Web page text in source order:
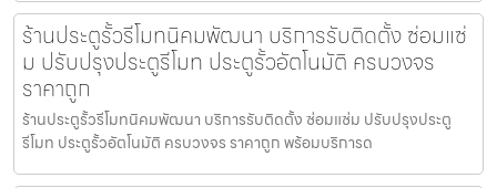
ร้านประตูรั้วรีโมทนิคมพัฒนา บริการรับติดตั้ง ซ่อมแซ่
ม ปรับปรุงประตูรีโมท ประตูรั้วอัตโนมัติ ครบวงจร
ราคาถูก
ร้านประตูรั้วรีโมทนิคมพัฒนา บริการรับติดตั้ง ซ่อมแซ่ม ปรับปรุงประตู
รีโมท ประตูรั้วอัตโนมัติ ครบวงจร ราคาถูก พร้อมบริการด